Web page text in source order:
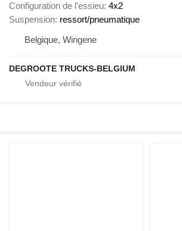
Configuration de l'essieu 4x2
Suspension ressort/pneumatique
Belgique, Wingene
DEGROOTE TRUCKS-BELGIUM